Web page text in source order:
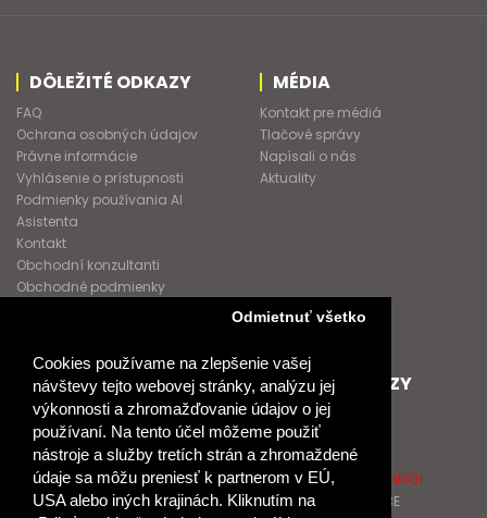
Cookies používame na zlepšenie vašej
návštevy tejto webovej stránky, analýzu jej
výkonnosti a zhromažďovanie údajov o jej
používaní. Na tento účel môžeme použiť
nástroje a služby tretích strán a zhromaždené
údaje sa môžu preniesť k partnerom v EÚ,
USA alebo iných krajinách. Kliknutím na
Odmietnuť všetko
DÔLEŽITÉ ODKAZY
FAQ
Ochrana osobných údajov
Právne informácie
Vyhlásenie o prístupnosti
Podmienky používania AI
Asistenta
Kontakt
Obchodní konzultanti
Obchodné podmienky
MÉDIA
Kontakt pre médiá
Tlačové správy
Napísali o nás
Aktuality
SPOLUPRACUJEME
Podporujeme
Naše projekty
Spolupracujeme
Pošlite nám správu
ĎALŠIE ODKAZY
O Raabe
O Klett
Naši autori
Certifikát kvality ISO 9001
Klientska zóna RAABE